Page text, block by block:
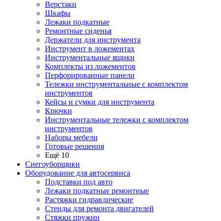
Верстаки
Шкафы
Лежаки подкатные
Ремонтные сиденья
Держатели для инструмента
Инструмент в ложементах
Инструментальные ящики
Комплекты из ложементов
Перфорированные панели
Тележки инструментальные с комплектом
инструментов
Кейсы и сумки для инструмента
Крючки
Инструментальные тележки с комплектом
инструментов
Наборы мебели
Готовые решения
Ещё 10
Снегоуборщики
Оборудование для автосервиса
Подставки под авто
Лежаки подкатные ремонтные
Растяжки гидравлические
Стенды для ремонта двигателей
Стяжки пружин